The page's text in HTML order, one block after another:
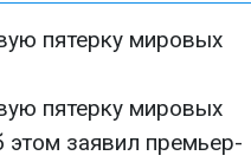
пятерку мировых
пятерку мировых
заявил премьер-